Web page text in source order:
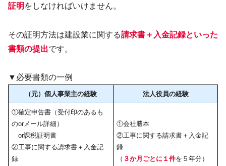
証明 をしなければいけません。
その証明方法は建設業に関する請求書＋入金記録といった
書類の提出です。
▼必要書類の一例
（元）個人事業主の経験 法人役員の経験
①確定申告書（受付印のあるも
のorメール詳細）
or課税証明書
②工事に関する請求書＋入金記
録
①会社謄本
②工事に関する請求書＋入金記
録
（ ３か月ごとに１件を５年分）